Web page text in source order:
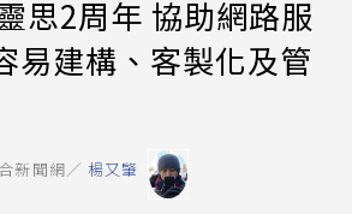
思2周年 協助網路服
易建構、客製化及管
新聞網／ 楊又肇